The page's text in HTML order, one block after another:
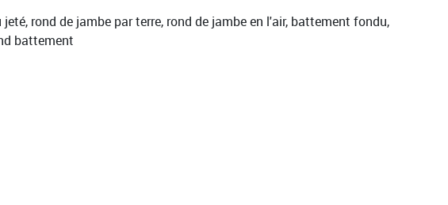
rond de jambe par terre, rond de jambe en l'air, battement fondu,
battement